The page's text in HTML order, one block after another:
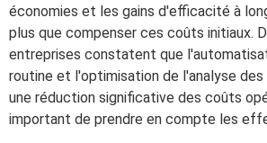
économies et les gains d'efficacité à
plus que compenser ces coûts initiaux.
entreprises constatent que
routine et l'optimisation de l'analyse
une réduction significative des coûts
important de prendre en compte les